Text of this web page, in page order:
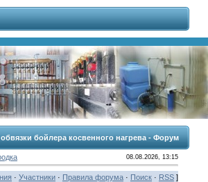
бойлера косвенного нагрева - Форум
08.08.2026, 13:15
· Участники· Правила форума· Поиск· RSS]